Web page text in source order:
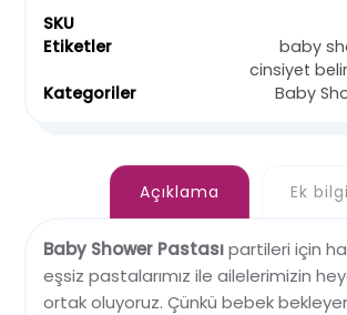
SKU
Etiketler
baby
cinsiyet
Kategoriler
Baby
Açıklama Ek bilgi
Baby Shower Pastasıpartileri için
eşsiz pastalarımız ile ailelerimizin
ortak oluyoruz. Çünkü bebek